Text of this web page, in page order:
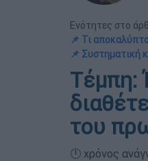
Ενότητες στο
📌 Τι
📌 Συστηματική
Τέμπη:
του
🕛 χρόνος